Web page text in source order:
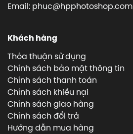
Email: phuc@hpphotoshop.com
Khách hàng
Thỏa thuận sử dụng
Chính sách bảo mật thông tin
Chính sách thanh toán
Chính sách khiếu nại
Chính sách giao hàng
Chính sách đổi trả
Hướng dẫn mua hàng